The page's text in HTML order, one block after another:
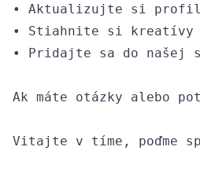
• Aktualizujte si
• Stiahnite si kreatívy
• Pridajte sa do našej
Ak máte otázky alebo
Vitajte v tíme, poďme